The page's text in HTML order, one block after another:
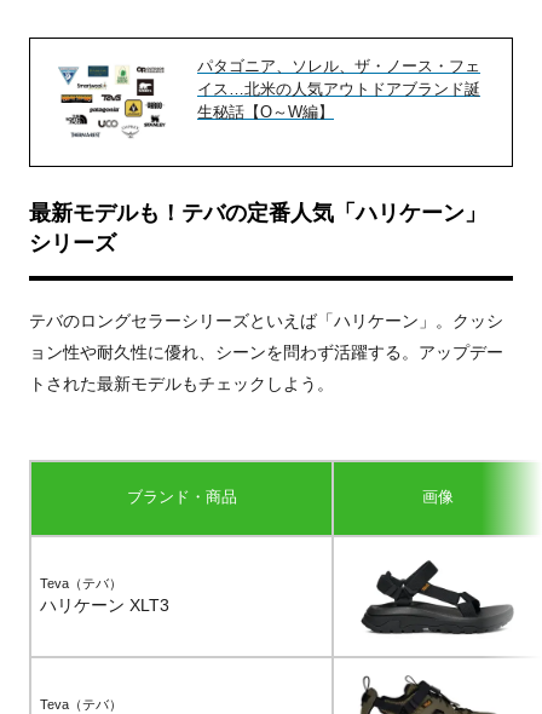
パタゴニア、ソレル、ザ・ノース・フェ
イス…北米の人気アウトドアブランド誕
生秘話【O～W編】
最新モデルも！テバの定番人気「ハリケーン」
シリーズ
テバのロングセラーシリーズといえば「ハリケーン」。クッシ
ョン性や耐久性に優れ、シーンを問わず活躍する。アップデー
トされた最新モデルもチェックしよう。
ブランド・商品 画像
Teva（テバ）
ハリケーン XLT3
Teva（テバ）